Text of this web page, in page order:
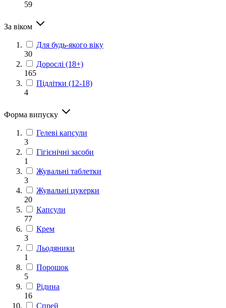
59
За віком
Для будь-якого віку
30
Дорослі (18+)
165
Підлітки (12-18)
4
Форма випуску
Гелеві капсули
3
Гігієнічні засоби
1
Жувальні таблетки
3
Жувальні цукерки
20
Капсули
77
Крем
3
Льодяники
1
Порошок
5
Рідина
16
Спрей